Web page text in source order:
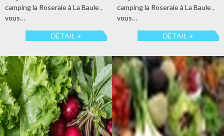
camping la Roseraie à La Baule ,
vous…
DÉTAIL +
camping la Roseraie à La Baule ,
vous…
DÉTAIL +